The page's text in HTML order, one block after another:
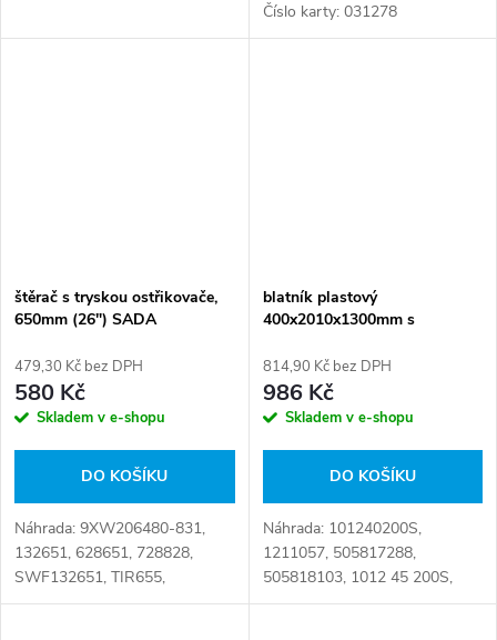
Číslo karty: 031278
štěrač s tryskou ostřikovače,
650mm (26") SADA
479,30 Kč bez DPH
580 Kč
Skladem v e-shopu
DO KOŠÍKU
Náhrada: 9XW206480-831,
132651, 628651, 728828,
SWF132651, TIR655,
VAL728828 Číslo karty:
blatník plastový
400x2010x1300mm s
814,90 Kč bez DPH
986 Kč
Skladem v e-shopu
DO KOŠÍKU
Náhrada: 101240200S,
1211057, 505817288,
505818103, 1012 45 200S,
57500030400, 9090970254